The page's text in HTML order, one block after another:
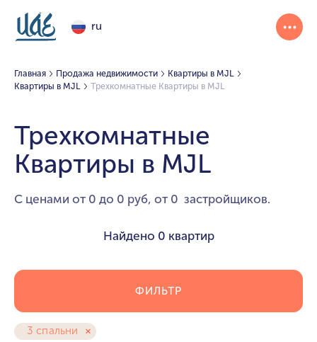
ru
Главная Продажа недвижимости
Квартиры в MJL
Квартиры в MJL
Трехкомнатные Квартиры в MJL
Трехкомнатные
Квартиры в MJL
С ценами от 0 до 0 руб, от 0 застройщиков.
Найдено 0 квартир
3 спальни
ФИЛЬТР